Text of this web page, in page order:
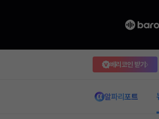
베리코인 받기
알파리포트